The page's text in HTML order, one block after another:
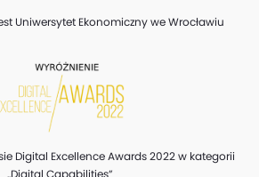
Uniwersytet Ekonomiczny we Wrocławiu
Digital Excellence Awards 2022 w kategorii
„Digital Capabilities”